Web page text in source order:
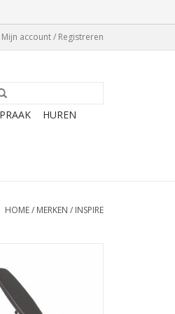
Mijn account / Registreren
HUREN
HOME/ MERKEN / INSPIRE
Dan is de Inspire
de beste optie
zitting en rugleuning